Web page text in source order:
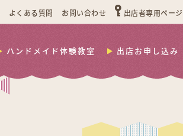
よくある質問 お問い合わせ 出店者専用ページ
ハンドメイド体験教室 出店お申し込み